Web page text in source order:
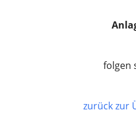
folgen
zurück zur